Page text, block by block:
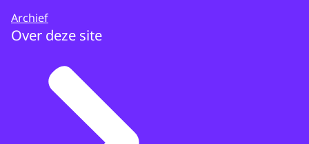
Archief
Over deze site